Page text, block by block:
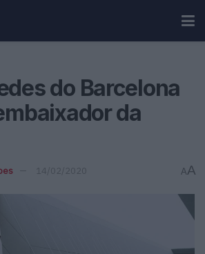
do Barcelona
da
14/02/2020 AA